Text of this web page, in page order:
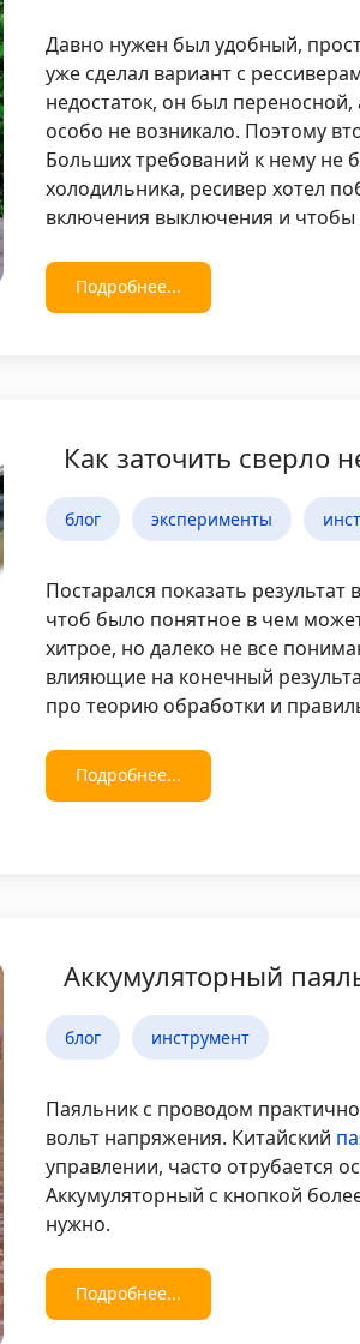
Давно нужен был удобный,
уже сделал вариант с
недостаток, он был
особо не возникало. Поэтому
Больших требований к нему не
холодильника, ресивер хотел
включения выключения и
Подробнее...
Как заточить сверло
блог эксперименты
Постарался показать
чтоб было понятное в чем
хитрое, но далеко не все
влияющие на конечный
про теорию обработки и
Подробнее...
Аккумуляторный
блог инструмент
Паяльник с проводом
вольт напряжения. Китайский
управлении, часто отрубается
Аккумуляторный с кнопкой
нужно.
Подробнее...